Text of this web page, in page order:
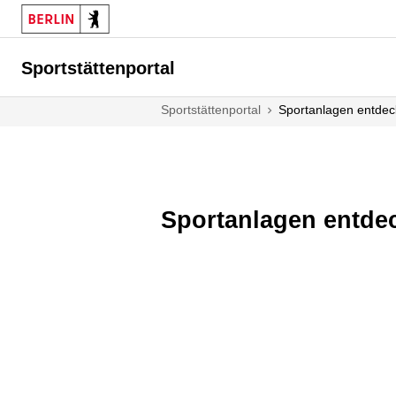
Sportstättenportal
Sportstättenportal Sportanlagen
Sportanlagen